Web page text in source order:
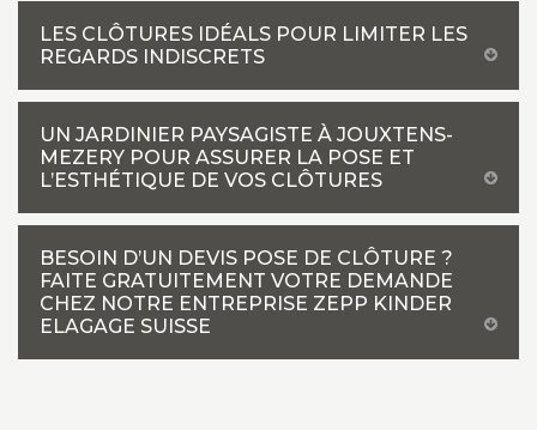
LES CLÔTURES IDÉALS POUR LIMITER LES
REGARDS INDISCRETS
UN JARDINIER PAYSAGISTE À JOUXTENS-
MEZERY POUR ASSURER LA POSE ET
L’ESTHÉTIQUE DE VOS CLÔTURES
BESOIN D’UN DEVIS POSE DE CLÔTURE ?
FAITE GRATUITEMENT VOTRE DEMANDE
CHEZ NOTRE ENTREPRISE ZEPP KINDER
ELAGAGE SUISSE